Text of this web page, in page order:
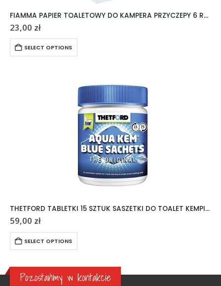
FIAMMA PAPIER TOALETOWY DO KAMPERA PRZYCZEPY 6 ROLEK
23,00 zł
SELECT OPTIONS
THETFORD TABLETKI 15 SZTUK SASZETKI DO TOALET KEMPINGOWYCH AQUA KEM
59,00 zł
SELECT OPTIONS
Pozostańmy w kontakcie